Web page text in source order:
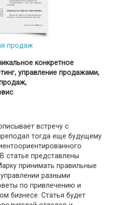
продаж
конкретное
управление продажами,
встречу с
тогда еще будущему
статье представлены
принимать правильные
разными
по привлечению и
бизнесе. Статья будет